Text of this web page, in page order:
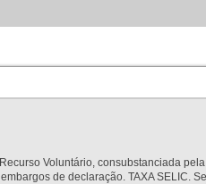
Voluntário, consubstanciada
de declaração. TAXA SELIC.